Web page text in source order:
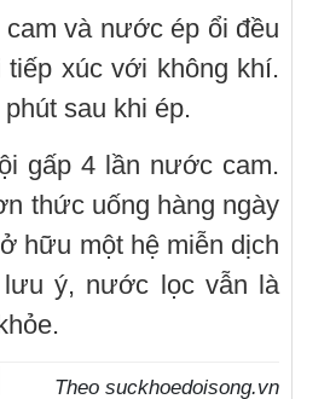
và nước ép ổi đều
xúc với không khí.
sau khi ép.
gấp 4 lần nước cam.
thức uống hàng ngày
hữu một hệ miễn dịch
lưu ý, nước lọc vẫn là
Theo suckhoedoisong.vn